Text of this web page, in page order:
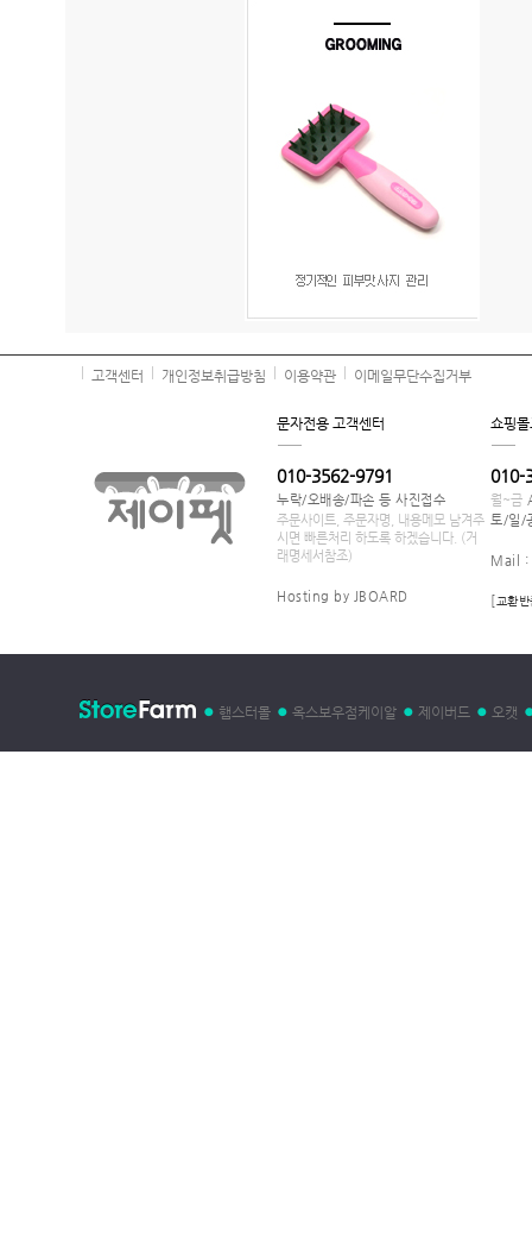
고객센터 개인정보취급방침 이용약관 이메일무단수집거부
문자전용 고객센터
010-3562-9791
누락/오배송/파손 등 사진접수
주문사이트, 주문자명, 내용메모 남겨주
시면 빠른처리 하도록 하겠습니다. (거
래명세서참조)
Hosting by JBOARD
쇼핑
010-
월~금
토/일/
Mail :
[교환
햄스터몰 옥스보우점케이알 제이버드 오캣